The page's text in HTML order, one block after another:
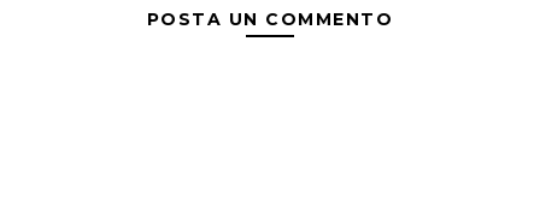
POSTA UN COMMENTO